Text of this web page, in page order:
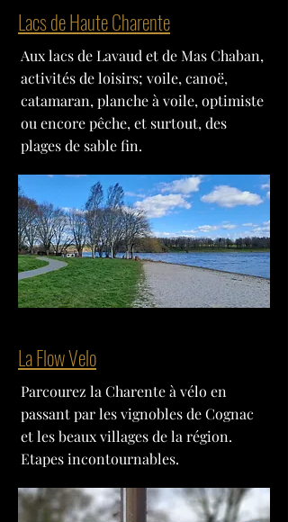
Lacs de Haute Charente
Aux lacs de Lavaud et de Mas Chaban,
activités de loisirs; voile, canoë,
catamaran, planche à voile, optimiste
ou encore pêche, et surtout, des
plages de sable fin.
La Flow Velo
Parcourez la Charente à vélo en
passant par les vignobles de Cognac
et les beaux villages de la région.
Etapes incontournables.